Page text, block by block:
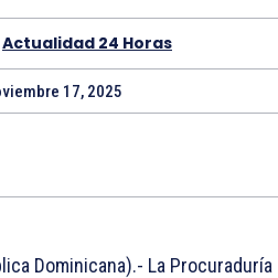
Actualidad 24 Horas
17, 2025
Dominicana).- La Procuraduría